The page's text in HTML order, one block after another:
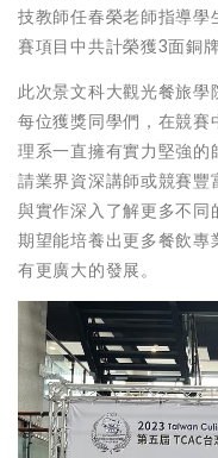
技教師任春榮老師指導
賽項目中共計榮獲3面銅牌
此次景文科大觀光餐旅學
每位獲獎同學們，在競
理系一直擁有實力堅強
請業界資深講師或競賽
與實作深入了解更多不同
期望能培養出更多餐飲
有更廣大的發展。